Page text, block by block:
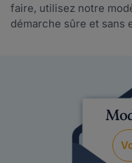
faire, utilisez notre
démarche sûre et sans